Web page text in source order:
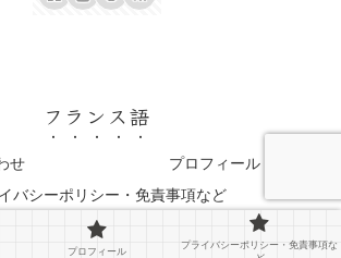
フランス語
せ
プロフィール
バシーポリシー・免責事項など
© 2023 フランス語.
プロフィール
プライバシーポリシー・免責事項な